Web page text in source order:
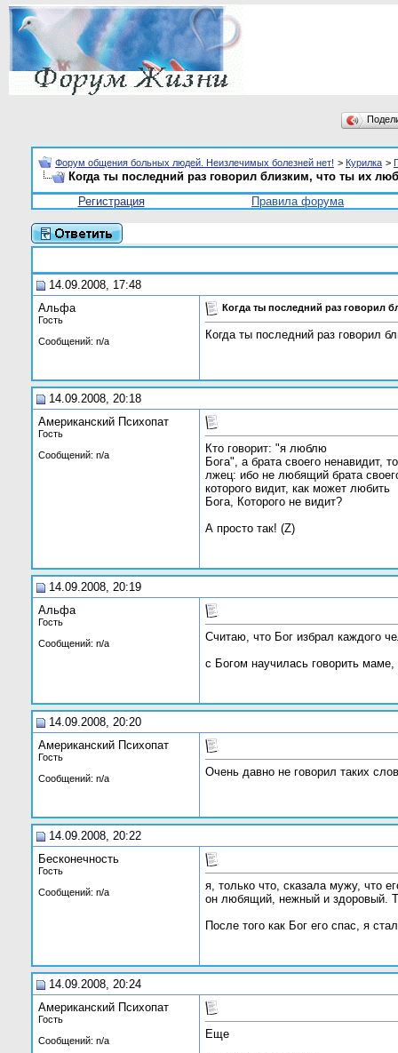
Форум общения больных людей. Неизлечимых болезней нет! > Курилка >
Когда ты последний раз говорил близким, что ты их
Регистрация
Правила форума
14.09.2008, 17:48
Альфа
Гость
Сообщений: n/a
Когда ты последний раз говорил
Когда ты последний раз говорил
14.09.2008, 20:18
Американский Психопат
Гость
Сообщений: n/a
Кто говорит: "я люблю
Бога", а брата своего ненавидит,
лжец: ибо не любящий брата
которого видит, как может любить
Бога, Которого не видит?
А просто так! (Z)
14.09.2008, 20:19
Альфа
Гость
Сообщений: n/a
Cчитаю, что Бог избрал каждого
с Богом научилась говорить
14.09.2008, 20:20
Американский Психопат
Гость
Сообщений: n/a
Очень давно не говорил таких
14.09.2008, 20:22
Бесконечность
Гость
Сообщений: n/a
я, только что, сказала мужу, что
он любящий, нежный и здоровый.
После того как Бог его спас, я
14.09.2008, 20:24
Американский Психопат
Гость
Сообщений: n/a
Еще